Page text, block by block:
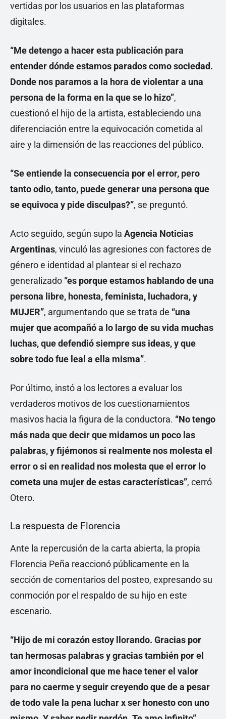
vertidas por los usuarios en las plataformas
digitales.
“Me detengo a hacer esta publicación para
entender dónde estamos parados como sociedad.
Donde nos paramos a la hora de violentar a una
persona de la forma en la que se lo hizo”,
cuestionó el hijo de la artista, estableciendo una
diferenciación entre la equivocación cometida al
aire y la dimensión de las reacciones del público.
“Se entiende la consecuencia por el error, pero
tanto odio, tanto, puede generar una persona que
se equivoca y pide disculpas?”, se preguntó.
Acto seguido, según supo la Agencia Noticias
Argentinas, vinculó las agresiones con factores de
género e identidad al plantear si el rechazo
generalizado “es porque estamos hablando de una
persona libre, honesta, feminista, luchadora, y
MUJER”, argumentando que se trata de “una
mujer que acompañó a lo largo de su vida muchas
luchas, que defendió siempre sus ideas, y que
sobre todo fue leal a ella misma”.
Por último, instó a los lectores a evaluar los
verdaderos motivos de los cuestionamientos
masivos hacia la figura de la conductora. “No tengo
más nada que decir que midamos un poco las
palabras, y fijémonos si realmente nos molesta el
error o si en realidad nos molesta que el error lo
cometa una mujer de estas características”, cerró
Otero.
La respuesta de Florencia
Ante la repercusión de la carta abierta, la propia
Florencia Peña reaccionó públicamente en la
sección de comentarios del posteo, expresando su
conmoción por el respaldo de su hijo en este
escenario.
“Hijo de mi corazón estoy llorando. Gracias por
tan hermosas palabras y gracias también por el
amor incondicional que me hace tener el valor
para no caerme y seguir creyendo que de a pesar
de todo vale la pena luchar x ser honesto con uno